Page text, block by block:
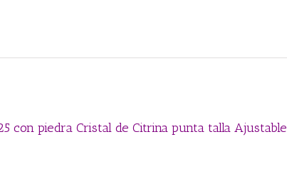
con piedra Cristal de Citrina punta talla Ajustable